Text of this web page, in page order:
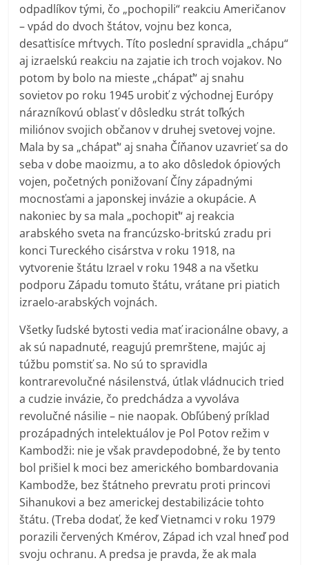
odpadlíkov tými, čo „pochopili“ reakciu Američanov
– vpád do dvoch štátov, vojnu bez konca,
desaťtisíce mŕtvych. Títo poslední spravidla „chápu“
aj izraelskú reakciu na zajatie ich troch vojakov. No
potom by bolo na mieste „chápať“ aj snahu
sovietov po roku 1945 urobiť z východnej Európy
nárazníkovú oblasť v dôsledku strát toľkých
miliónov svojich občanov v druhej svetovej vojne.
Mala by sa „chápať“ aj snaha Číňanov uzavrieť sa do
seba v dobe maoizmu, a to ako dôsledok ópiových
vojen, početných ponižovaní Číny západnými
mocnosťami a japonskej invázie a okupácie. A
nakoniec by sa mala „pochopiť“ aj reakcia
arabského sveta na francúzsko-britskú zradu pri
konci Tureckého cisárstva v roku 1918, na
vytvorenie štátu Izrael v roku 1948 a na všetku
podporu Západu tomuto štátu, vrátane pri piatich
izraelo-arabských vojnách.
Všetky ľudské bytosti vedia mať iracionálne obavy, a
ak sú napadnuté, reagujú premrštene, majúc aj
túžbu pomstiť sa. No sú to spravidla
kontrarevolučné násilenstvá, útlak vládnucich tried
a cudzie invázie, čo predchádza a vyvoláva
revolučné násilie – nie naopak. Obľúbený príklad
prozápadných intelektuálov je Pol Potov režim v
Kambodži: nie je však pravdepodobné, že by tento
bol prišiel k moci bez amerického bombardovania
Kambodže, bez štátneho prevratu proti princovi
Sihanukovi a bez americkej destabilizácie tohto
štátu. (Treba dodať, že keď Vietnamci v roku 1979
porazili červených Kmérov, Západ ich vzal hneď pod
svoju ochranu. A predsa je pravda, že ak mala